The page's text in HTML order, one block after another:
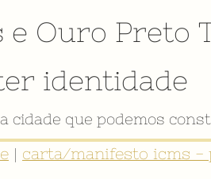
e Ouro Preto
identidade
cidade que podemos
| carta/manifesto icms -